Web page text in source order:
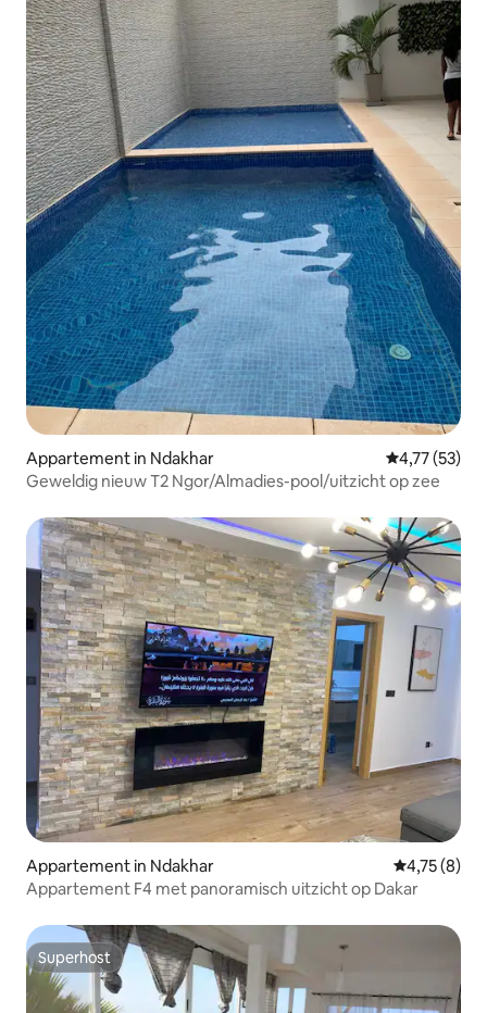
Appartement in Ndakhar Gemiddelde
4,77 (53)
Geweldig nieuw T2 Ngor/Almadies-pool/uitzicht op zee
Appartement in Ndakhar
4,75 (8)
Appartement F4 met panoramisch uitzicht op Dakar
Superhost
Superhost